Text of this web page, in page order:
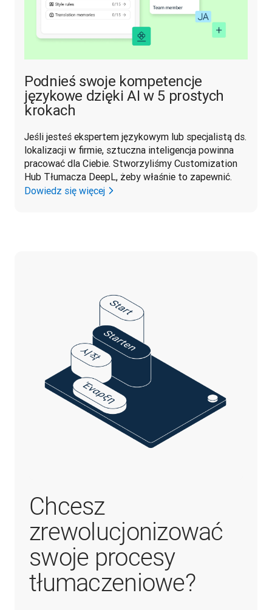
Podnieś swoje kompetencje
językowe dzięki AI w 5 prostych
krokach
Jeśli jesteś ekspertem językowym lub specjalistą ds.
lokalizacji w firmie, sztuczna inteligencja powinna
pracować dla Ciebie. Stworzyliśmy Customization
Hub Tłumacza DeepL, żeby właśnie to zapewnić.
Dowiedz się więcej
Chcesz
zrewolucjonizować
swoje procesy
tłumaczeniowe?